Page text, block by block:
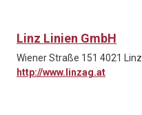
Linz Linien GmbH
Wiener Straße 151 4021 Linz
http://www.linzag.at